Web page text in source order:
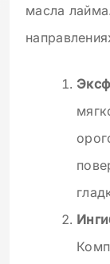
масла